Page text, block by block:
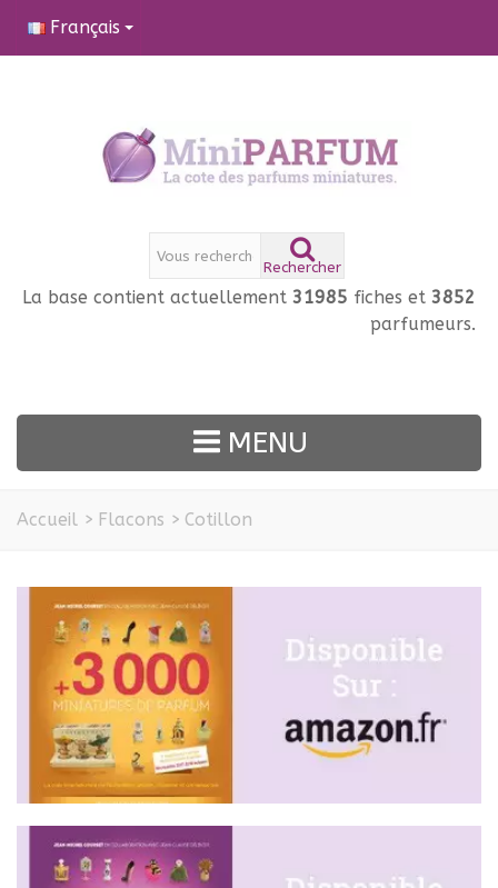
Français
Rechercher
La base contient actuellement 31985 fiches et 3852
parfumeurs.
MENU
Accueil > Flacons > Cotillon